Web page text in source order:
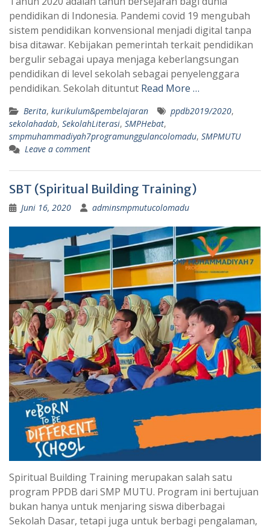
pendidikan di Indonesia. Pandemi covid 19 mengubah
sistem pendidikan konvensional menjadi digital tanpa
bisa ditawar. Kebijakan pemerintah terkait pendidikan
bergulir sebagai upaya menjaga keberlangsungan
pendidikan di level sekolah sebagai penyelenggara
pendidikan. Sekolah dituntut Read More …
Berita, kurikulum&pembelajaran ppdb2019/2020,
sekolahadab, SekolahLiterasi, SMPHebat,
smpmuhammadiyah7programunggulancolomadu, SMPMUTU
Leave a comment
SBT (Spiritual Building Training)
Juni 16, 2020 adminsmpmutucolomadu
Spiritual Building Training merupakan salah satu
program PPDB dari SMP MUTU. Program ini bertujuan
bukan hanya untuk menjaring siswa diberbagai
Sekolah Dasar, tetapi juga untuk berbagi pengalaman,